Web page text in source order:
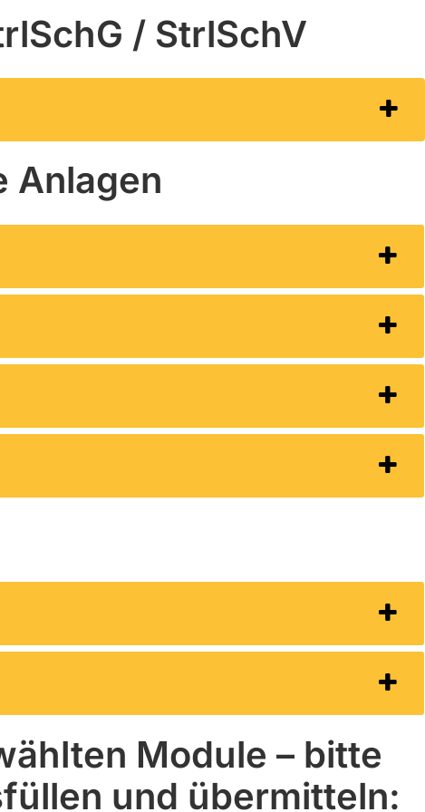
/ StrlSchV
Anlagen
Module – bitte
und übermitteln: